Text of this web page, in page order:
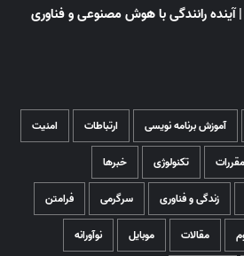
رانندگی با هوش مصنوعی و فناوری
آموزش برنامه نویسی ارتباطات امنیت
تکنولوژی خبرها
زندگی و فناوری سرگرمی فرامتن
مقالات موبایل نوآورانه